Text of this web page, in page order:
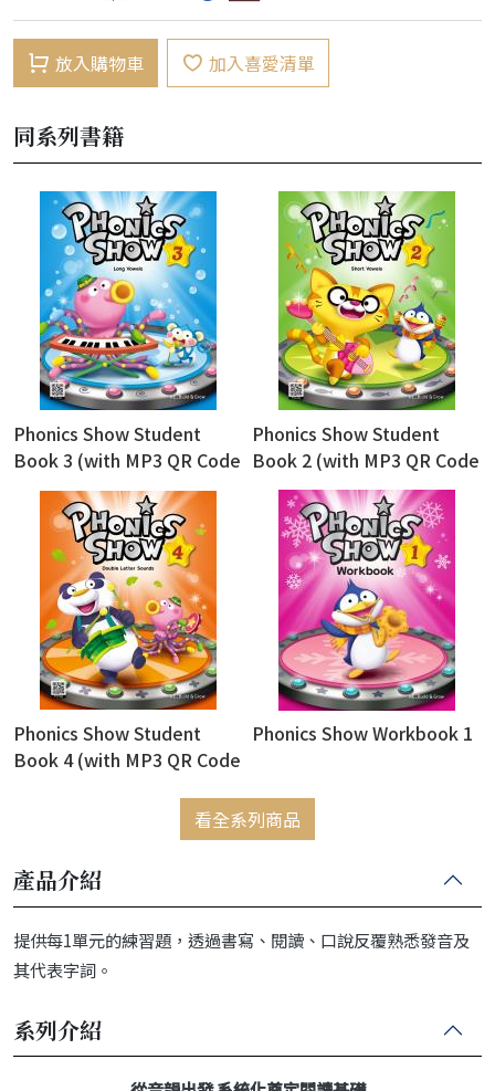
放入購物車 加入喜愛清單
同系列書籍
Phonics Show Student
Book 3 (with MP3 QR Code
download)
Phonics Show Student
Book 2 (with MP3 QR Code
download)
Phonics Show Student
Book 4 (with MP3 QR Code
Phonics Show Workbook 1
看全系列商品
產品介紹
提供每1單元的練習題，透過書寫、閱讀、口說反覆熟悉發音及
其代表字詞。
系列介紹